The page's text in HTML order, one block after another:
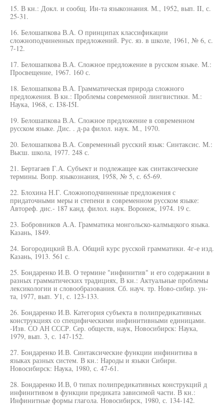
15. В кн.: Докл. и сообщ. Ин-та языкознания. М., 1952, вып. II, с.
25-31.
16. Белошапкова В.А. О принципах классификации
сложноподчиненных предложений. Рус. яз. в школе, 1961, № 6, с.
7-12.
17. Белошапкова В.А. Сложное предложение в русском языке. М.:
Просвещение, 1967. 160 с.
18. Белошапкова В.А. Грамматическая природа сложного
предложения. В кн.: Проблемы современной лингвистики. М.:
Наука, 1968, с. I38-I5I.
19. Белошапкова В.А. Сложное предложение в современном
русском языке. Дис. . д-ра филол. наук. М., 1970.
20. Белошапкова В.А. Современный русский язык: Синтаксис. М.:
Высш. школа, 1977. 248 с.
21. Бертагаев Г.А. Субъект и подлежащее как синтаксические
термины. Вопр. языкознания, 1958, № 5, с. 65-69.
22. Блохина Н.Г. Сложноподчиненные предложения с
придаточными меры и степени в современном русском языке:
Автореф. дис.- 187 канд. филол. наук. Воронеж, 1974. 19 с.
23. Бобровников А.А. Грамматика монгольско-калмыцкого языка.
Казань, 1849.
24. Богородицкий В.А. Общий курс русской грамматики. 4г-е изд.
Казань, 1913. 561 с.
25. Бондаренко И.В. О термине "инфинитив" и его содержании в
разных грамматических традициях, В кн.: Актуальные проблемы
лексикологии и словообразования. Сб. науч. тр. Ново-сибир. ун-
та, 1977, вып. У1, с. 123-133.
26. Бондаренко И.В. Категория субъекта в полипредикативных
конструкциях со специфическими инфинитивными единицами.
-Изв. СО АН СССР. Сер. обществ, наук, Новосибирск: Наука,
1979, вып. 3, с. 147-152.
27. Бондаренко И.В. Синтаксические функции инфинитива в
языках разных систем. В кн.: Народы и языки Сибири.
Новосибирск: Наука, 1980, с. 47-61.
28. Бондаренко И.В, 0 типах полипредикативных конструкций д
инфинитивом в функции предиката зависимой части. В кн.:
Инфинитные формы глагола. Новосибирск, 1980, с. 134-142.